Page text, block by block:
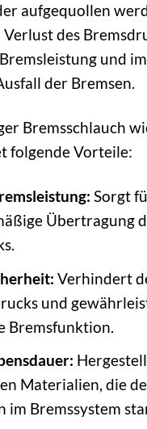
aufgequollen
des
und
der Bremsen.
Bremsschlauch
folgende Vorteile:
Sorgt
Übertragung
Verhindert
und
Bremsfunktion.
Materialien, die
im Bremssystem